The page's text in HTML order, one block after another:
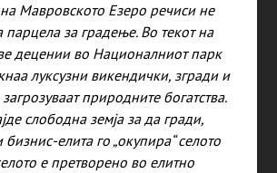
Мавровското Езеро речиси не
парцела за градење. Во текот на
децении во Националниот парк
луксузни викендички, згради и
природните богатства.
слободна земја за да гради,
елита го „окупира“ селото
е претворено во елитно